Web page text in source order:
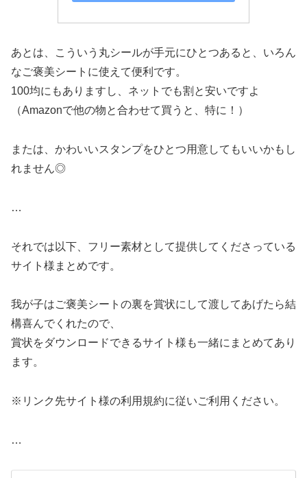
あとは、こういう丸シールが手元にひとつあると、いろん
なご褒美シートに使えて便利です。
100均にもありますし、ネットでも割と安いですよ
（Amazonで他の物と合わせて買うと、特に！）
または、かわいいスタンプをひとつ用意してもいいかもし
れません◎
…
それでは以下、フリー素材として提供してくださっている
サイト様まとめです。
我が子はご褒美シートの裏を賞状にして渡してあげたら結
構喜んでくれたので、
賞状をダウンロードできるサイト様も一緒にまとめてあり
ます。
※リンク先サイト様の利用規約に従いご利用ください。
…